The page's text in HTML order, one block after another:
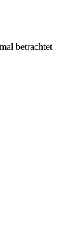
betrachtet